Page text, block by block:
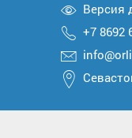
Версия
+7 8692